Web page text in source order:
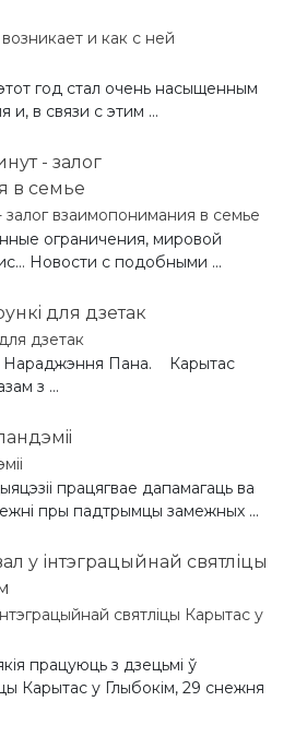
и как с ней
год стал очень насыщенным
и, в связи с этим ...
взаимопонимания в семье
ограничения, мировой
Новости с подобными ...
дзетак
Нараджэння Пана. Карытас
з ...
працягвае дапамагаць ва
пры падтрымцы замежных ...
святліцы Карытас у
працуюць з дзецьмі ў
Карытас у Глыбокім, 29 снежня